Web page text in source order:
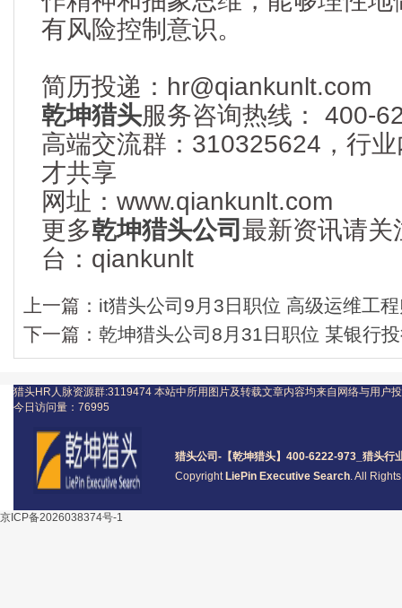
有风险控制意识。
简历投递：hr@qiankunlt.com
乾坤猎头服务咨询热线： 400-
高端交流群：310325624，行
才共享
网址：www.qiankunlt.com
更多乾坤猎头公司最新资讯请关
台：qiankunlt
上一篇： it猎头公司9月3日职位 高级运维工
下一篇： 乾坤猎头公司8月31日职位 某银行
猎头公司 -【乾坤猎头】400-6222-973_ 猎头行
Copyright LiePin Executive Search. All
猎头HR人脉资源群:3119474 本站中所用图片及转载文章内容均来自网络与用户
今日访问量： 76995
京ICP备2026038374号-1